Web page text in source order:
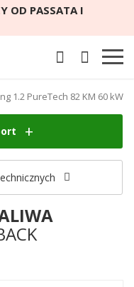
OD PASSATA I
1.2 PureTech 82 KM 60 kW